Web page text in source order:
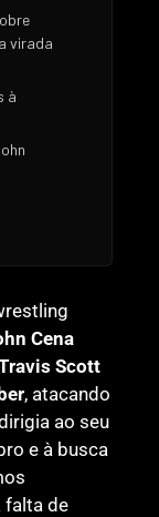
virada
à
Cena
Scott
, atacando
ao seu
e à busca
falta de